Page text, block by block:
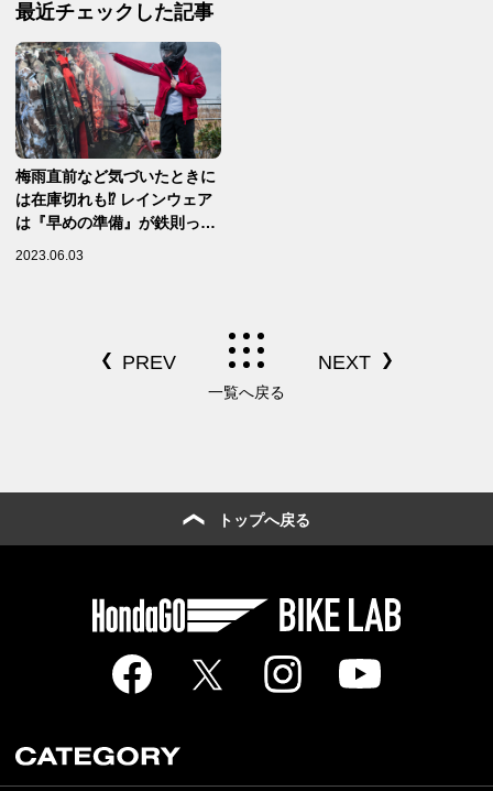
最近チェックした記事
梅雨直前など気づいたときに
は在庫切れも⁉ レインウェア
は『早めの準備』が鉄則って
2023.06.03
一覧へ戻る
トップへ戻る